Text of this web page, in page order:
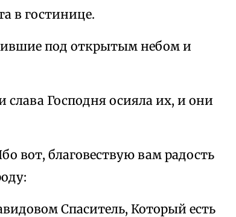
в гостинице.
под открытым небом и
слава Господня осияла их, и они
вот, благовествую вам радость
Спаситель, Который есть